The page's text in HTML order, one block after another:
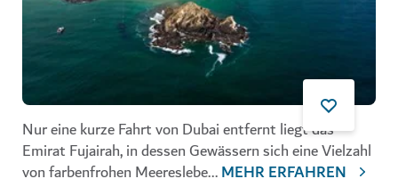
Nur eine kurze Fahrt von Dubai entfernt liegt das
Emirat Fujairah, in dessen Gewässern sich eine Vielzahl
von farbenfrohen Meereslebe...MEHR ERFAHREN